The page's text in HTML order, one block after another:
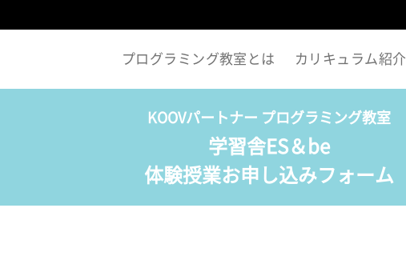
プログラミング教室とは カリキュラム紹介
KOOVパートナー プログラミング教室
学習舎ES＆be
体験授業お申し込みフォーム